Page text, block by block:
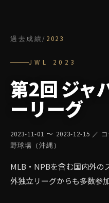
過去成績/ 2023
JWL 2023
第2回 ジャ
ーリーグ
2023-11-01 〜 2023-12-15 ／
野球場（沖縄）
MLB・NPBを含む国内外の
外独立リーグからも多数参加